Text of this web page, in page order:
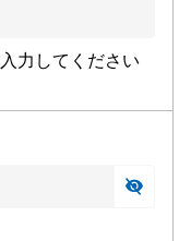
力してください